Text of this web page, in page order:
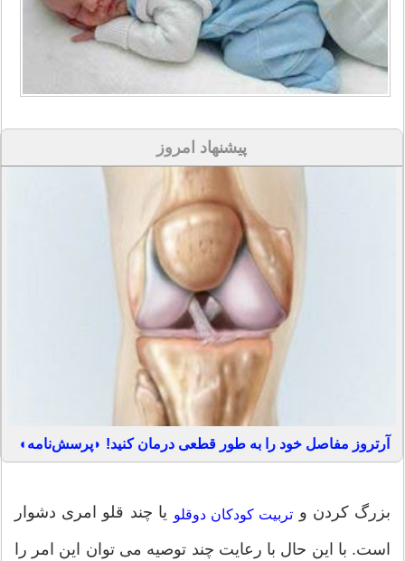
پیشنهاد امروز
آرتروز مفاصل خود را به طور قطعی درمان کنید! ◗پرسش‌نامه◖
بزرگ کردن و تربیت کودکان دوقلو یا چند قلو امری دشوار
است. با این حال با رعایت چند توصیه می توان این امر را